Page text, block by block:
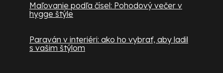
Maľovanie podľa čísel: Pohodový večer v
hygge štýle
Paraván v interiéri: ako ho vybrať, aby ladil
s vašim štýlom